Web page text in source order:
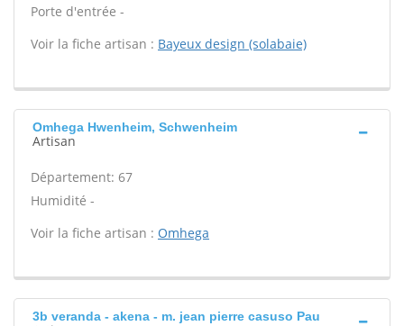
Porte d'entrée -
Voir la fiche artisan : Bayeux design (solabaie)
Omhega Hwenheim, Schwenheim
Artisan
Département: 67
Humidité -
Voir la fiche artisan : Omhega
3b veranda - akena - m. jean pierre casuso Pau